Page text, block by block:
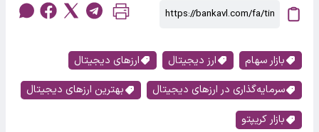
بازار سهام ارز دیجیتال
ارزهای دیجیتال
سرمایه‌گذاری در ارزهای دیجیتال
بهترین ارزهای دیجیتال
بازار کریپتو